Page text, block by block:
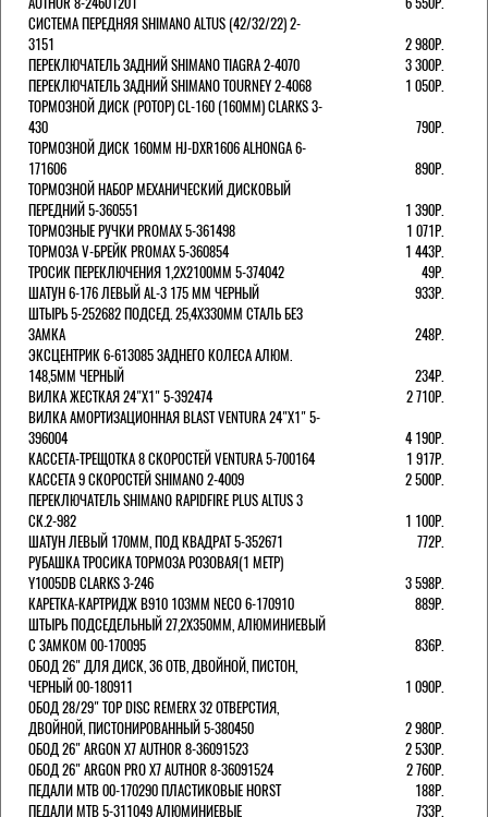
СИСТЕМА ПЕРЕДНЯЯ SHIMANO ALTUS (42/32/22) 2-
3151
2 980Р.
ПЕРЕКЛЮЧАТЕЛЬ ЗАДНИЙ SHIMANO TIAGRA 2-4070
3 300Р.
ПЕРЕКЛЮЧАТЕЛЬ ЗАДНИЙ SHIMANO TOURNEY 2-4068
1 050Р.
ТОРМОЗНОЙ ДИСК (РОТОР) CL-160 (160ММ) CLARKS 3-
430
790Р.
ТОРМОЗНОЙ ДИСК 160ММ HJ-DXR1606 ALHONGA 6-
171606
890Р.
ТОРМОЗНОЙ НАБОР МЕХАНИЧЕСКИЙ ДИСКОВЫЙ
ПЕРЕДНИЙ 5-360551
1 390Р.
ТОРМОЗНЫЕ РУЧКИ PROMAX 5-361498
1 071Р.
ТОРМОЗА V-БРЕЙК PROMAX 5-360854
1 443Р.
ТРОСИК ПЕРЕКЛЮЧЕНИЯ 1,2Х2100ММ 5-374042
49Р.
ШАТУН 6-176 ЛЕВЫЙ AL-3 175 ММ ЧЕРНЫЙ
933Р.
ШТЫРЬ 5-252682 ПОДСЕД. 25,4Х330ММ СТАЛЬ БЕЗ
ЗАМКА
248Р.
ЭКСЦЕНТРИК 6-613085 ЗАДНЕГО КОЛЕСА АЛЮМ.
148,5ММ ЧЕРНЫЙ
234Р.
ВИЛКА ЖЕСТКАЯ 24"Х1" 5-392474
2 710Р.
ВИЛКА АМОРТИЗАЦИОННАЯ BLAST VENTURA 24"Х1" 5-
396004
4 190Р.
КАССЕТА-ТРЕЩОТКА 8 СКОРОСТЕЙ VENTURA 5-700164
1 917Р.
КАССЕТА 9 СКОРОСТЕЙ SHIMANO 2-4009
2 500Р.
ПЕРЕКЛЮЧАТЕЛЬ SHIMANO RAPIDFIRE PLUS ALTUS 3
СК.2-982
1 100Р.
ШАТУН ЛЕВЫЙ 170ММ, ПОД КВАДРАТ 5-352671
772Р.
РУБАШКА ТРОСИКА ТОРМОЗА РОЗОВАЯ(1 МЕТР)
Y1005DB CLARKS 3-246
3 598Р.
КАРЕТКА-КАРТРИДЖ B910 103ММ NECO 6-170910
889Р.
ШТЫРЬ ПОДСЕДЕЛЬНЫЙ 27,2Х350ММ, АЛЮМИНИЕВЫЙ
С ЗАМКОМ 00-170095
836Р.
ОБОД 26" ДЛЯ ДИСК, 36 ОТВ, ДВОЙНОЙ, ПИСТОН,
ЧЕРНЫЙ 00-180911
1 090Р.
ОБОД 28/29" TOP DISC REMERX 32 ОТВЕРСТИЯ,
ДВОЙНОЙ, ПИСТОНИРОВАННЫЙ 5-380450
2 980Р.
ОБОД 26" ARGON X7 AUTHOR 8-36091523
2 530Р.
ОБОД 26" ARGON PRO X7 AUTHOR 8-36091524
2 760Р.
ПЕДАЛИ МТВ 00-170290 ПЛАСТИКОВЫЕ HORST
188Р.
ПЕДАЛИ MTB 5-311049 АЛЮМИНИЕВЫЕ
733Р.